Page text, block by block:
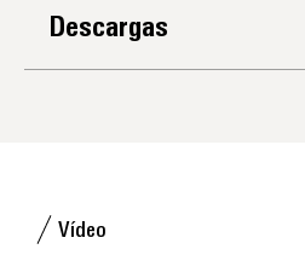
Descargas
Vídeo